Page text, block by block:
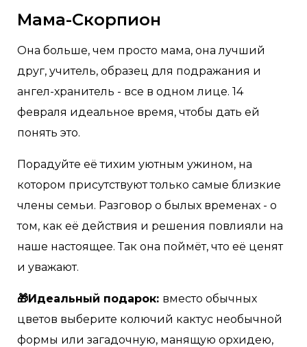
Мама-Скорпион
Она больше, чем просто мама, она лучший
друг, учитель, образец для подражания и
ангел-хранитель - все в одном лице. 14
февраля идеальное время, чтобы дать ей
понять это.
Порадуйте её тихим уютным ужином, на
котором присутствуют только самые близкие
члены семьи. Разговор о былых временах - о
том, как её действия и решения повлияли на
наше настоящее. Так она поймёт, что её ценят
и уважают.
🎁Идеальный подарок: вместо обычных
цветов выберите колючий кактус необычной
формы или загадочную, манящую орхидею,